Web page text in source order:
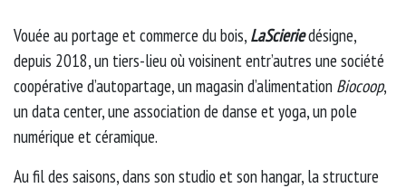
Vouée au portage et commerce du bois, LaScieriedésigne,
depuis 2018, un tiers-lieu où voisinent entr’autres une société
coopérative d’autopartage, un magasin d’alimentation Biocoop,
un data center, une association de danse et yoga, un pole
numérique et céramique.
Au fil des saisons, dans son studio et son hangar, la structure